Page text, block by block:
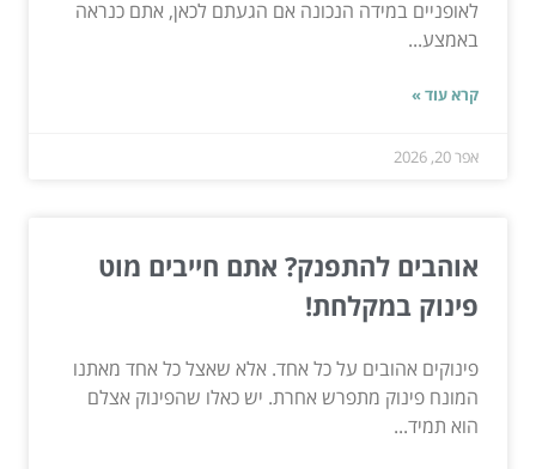
לאופניים במידה הנכונה אם הגעתם לכאן, אתם כנראה
באמצע...
קרא עוד »
אפר 20, 2026
אוהבים להתפנק? אתם חייבים מוט
פינוק במקלחת!
פינוקים אהובים על כל אחד. אלא שאצל כל אחד מאתנו
המונח פינוק מתפרש אחרת. יש כאלו שהפינוק אצלם
הוא תמיד...